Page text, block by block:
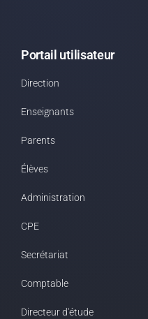
Portail utilisateur
Direction
Enseignants
Parents
Élèves
Administration
CPE
Secrétariat
Comptable
Directeur d'étude